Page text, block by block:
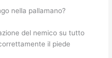
nella pallamano?
del nemico su tutto
il piede